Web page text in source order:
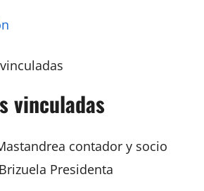
vinculadas
contador y socio
Brizuela Presidenta